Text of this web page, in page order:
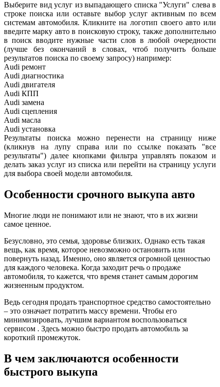
Выберите вид услуг из выпадающего списка "Услуги" слева в
строке поиска или оставьте выбор услуг активным по всем
системам автомобиля. Кликните на логотип своего авто или
введите марку авто в поисковую строку, также дополнительно
в поиск вводите нужные части слов в любой очередности
(лучше без окончаний в словах, чтоб получить больше
результатов поиска по своему запросу) например:
Audi ремонт
Audi диагностика
Audi двигателя
Audi КПП
Audi замена
Audi сцепления
Audi масла
Audi установка
Результаты поиска можно перенести на страницу ниже
(кликнув на лупу справа или по ссылке показать "все
результаты") далее кнопками фильтра управлять показом и
делать заказ услуг из списка или перейти на страницу услуги
для выбора своей модели автомобиля.
Особенности срочного выкупа авто
Многие люди не понимают или не знают, что в их жизни
самое ценное.
Безусловно, это семья, здоровье близких. Однако есть такая
вещь, как время, которое невозможно остановить или
повернуть назад. Именно, оно является огромной ценностью
для каждого человека. Когда заходит речь о продаже
автомобиля, то кажется, что время станет самым дорогим
жизненным продуктом.
Ведь сегодня продать транспортное средство самостоятельно
– это означает потратить массу времени. Чтобы его
минимизировать, лучшим вариантом воспользоваться
сервисом . Здесь можно быстро продать автомобиль за
короткий промежуток.
В чем заключаются особенности
быстрого выкупа